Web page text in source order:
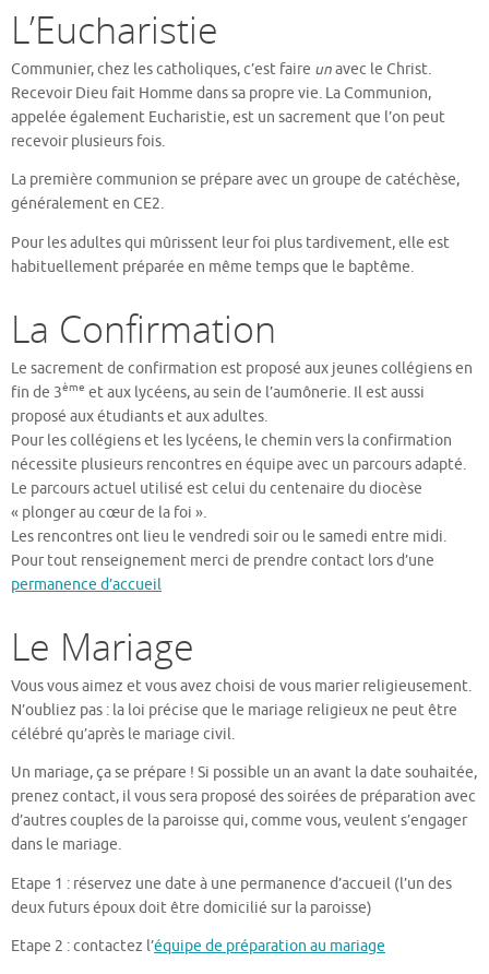
L’Eucharistie
Communier, chez les catholiques, c’est faire unavec le Christ.
Recevoir Dieu fait Homme dans sa propre vie. La Communion,
appelée également Eucharistie, est un sacrement que l’on peut
recevoir plusieurs fois.
La première communion se prépare avec un groupe de catéchèse,
généralement en CE2.
Pour les adultes qui mûrissent leur foi plus tardivement, elle est
habituellement préparée en même temps que le baptême.
La Confirmation
Le sacrement de confirmation est proposé aux jeunes collégiens en
fin de 3ème et aux lycéens, au sein de l’aumônerie. Il est aussi
proposé aux étudiants et aux adultes.
Pour les collégiens et les lycéens, le chemin vers la confirmation
nécessite plusieurs rencontres en équipe avec un parcours adapté.
Le parcours actuel utilisé est celui du centenaire du diocèse
« plonger au cœur de la foi ».
Les rencontres ont lieu le vendredi soir ou le samedi entre midi.
Pour tout renseignement merci de prendre contact lors d’une
permanence d’accueil
Le Mariage
Vous vous aimez et vous avez choisi de vous marier religieusement.
N’oubliez pas : la loi précise que le mariage religieux ne peut être
célébré qu’après le mariage civil.
Un mariage, ça se prépare ! Si possible un an avant la date souhaitée,
prenez contact, il vous sera proposé des soirées de préparation avec
d’autres couples de la paroisse qui, comme vous, veulent s’engager
dans le mariage.
Etape 1 : réservez une date à une permanence d’accueil (l’un des
deux futurs époux doit être domicilié sur la paroisse)
Etape 2 : contactez l’équipe de préparation au mariage